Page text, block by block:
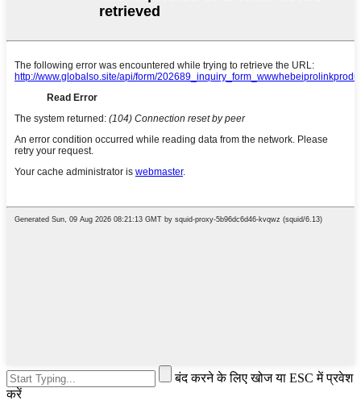
बंद करने के लिए खोज या ESC में प्रवेश
करें